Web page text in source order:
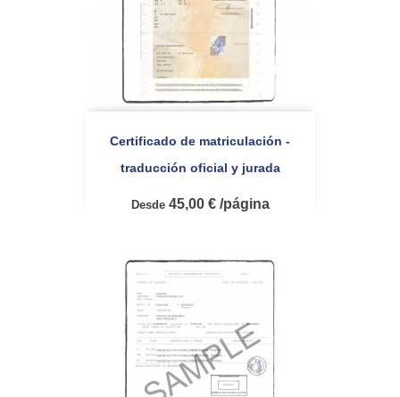
Certificado de matriculación -
traducción oficial y jurada
Desde45,00 € /página